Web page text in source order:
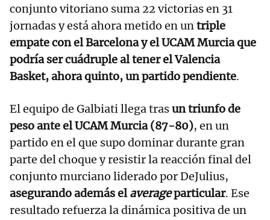
conjunto vitoriano suma 22 victorias en 31
jornadas y está ahora metido en untriple
empate con el Barcelona y el UCAM Murcia que
podría ser cuádruple al tener el Valencia
Basket, ahora quinto, un partido pendiente.
El equipo de Galbiati llega trasun triunfo de
peso ante el UCAM Murcia (87-80), en un
partido en el que supo dominar durante gran
parte del choque y resistir la reacción final del
conjunto murciano liderado por DeJulius,
asegurando además elaverageparticular. Ese
resultado refuerza la dinámica positiva de un